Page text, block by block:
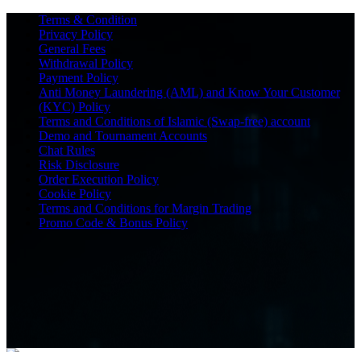
Terms & Condition
Privacy Policy
General Fees
Withdrawal Policy
Payment Policy
Anti Money Laundering (AML) and Know Your Customer
(KYC) Policy
Terms and Conditions of Islamic (Swap-free) account
Demo and Tournament Accounts
Chat Rules
Risk Disclosure
Order Execution Policy
Cookie Policy
Terms and Conditions for Margin Trading
Promo Code & Bonus Policy